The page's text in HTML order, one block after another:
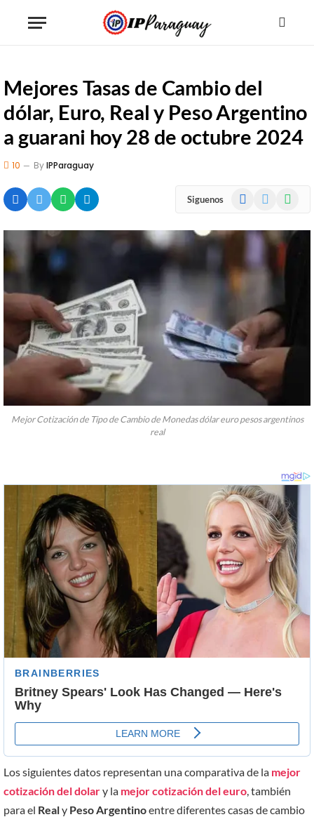
Mejores Tasas de Cambio del
dólar, Euro, Real y Peso Argentino
a guarani hoy 28 de octubre 2024
10 ByIPParaguay
Siguenos Facebook
Mejor Cotización de Tipo de Cambio de Monedas dólar euro pesos argentinos
real
Los siguientes datos representan una comparativa de la mejor
cotización del dolary la mejor cotización del euro, también
para el Realy Peso Argentinoentre diferentes casas de cambio